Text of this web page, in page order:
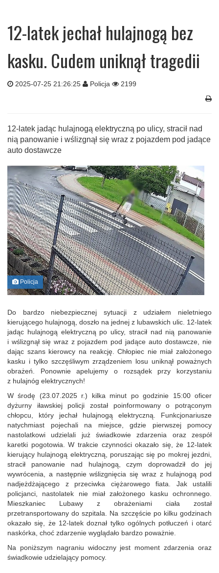
12-latek jechał hulajnogą bez
kasku. Cudem uniknął tragedii
2025-07-25 21:26:25 Policja 2199
12-latek jadąc hulajnogą elektryczną po ulicy, stracił nad
nią panowanie i wślizgnął się wraz z pojazdem pod jadące
auto dostawcze
Policja
Do bardzo niebezpiecznej sytuacji z udziałem nieletniego
kierującego hulajnogą, doszło na jednej z lubawskich ulic. 12-latek
jadąc hulajnogą elektryczną po ulicy, stracił nad nią panowanie
i wślizgnął się wraz z pojazdem pod jadące auto dostawcze, nie
dając szans kierowcy na reakcję. Chłopiec nie miał założonego
kasku i tylko szczęśliwym zrządzeniem losu uniknął poważnych
obrażeń. Ponownie apelujemy o rozsądek przy korzystaniu
z hulajnóg elektrycznych!
W środę (23.07.2025 r.) kilka minut po godzinie 15:00 oficer
dyżurny iławskiej policji został poinformowany o potrąconym
chłopcu, który jechał hulajnogą elektryczną. Funkcjonariusze
natychmiast pojechali na miejsce, gdzie pierwszej pomocy
nastolatkowi udzielali już świadkowie zdarzenia oraz zespół
karetki pogotowia. W trakcie czynności okazało się, że 12-latek
kierujący hulajnogą elektryczną, poruszając się po mokrej jezdni,
stracił panowanie nad hulajnogą, czym doprowadził do jej
wywrócenia, a następnie wślizgnięcia się wraz z hulajnogą pod
nadjeżdżającego z przeciwka ciężarowego fiata. Jak ustalili
policjanci, nastolatek nie miał założonego kasku ochronnego.
Mieszkaniec Lubawy z obrażeniami ciała został
przetransportowany do szpitala. Na szczęście po kilku godzinach
okazało się, że 12-latek doznał tylko ogólnych potłuczeń i otarć
naskórka, choć zdarzenie wyglądało bardzo poważnie.
Na poniższym nagraniu widoczny jest moment zdarzenia oraz
świadkowie udzielający pomocy.